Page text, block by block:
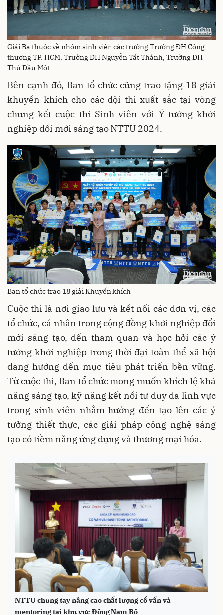
Giải Ba thuộc về nhóm sinh viên các trường Trường ĐH Công
thương TP. HCM, Trường ĐH Nguyễn Tất Thành, Trường ĐH
Thủ Dầu Một
Bên cạnh đó, Ban tổ chức cũng trao tặng 18 giải
khuyến khích cho các đội thi xuất sắc tại vòng
chung kết cuộc thi Sinh viên với Ý tưởng khởi
nghiệp đổi mới sáng tạo NTTU 2024.
Ban tổ chức trao 18 giải Khuyến khích
Cuộc thi là nơi giao lưu và kết nối các đơn vị, các
tổ chức, cá nhân trong cộng đồng khởi nghiệp đổi
mới sáng tạo, đến tham quan và học hỏi các ý
tưởng khởi nghiệp trong thời đại toàn thể xã hội
đang hướng đến mục tiêu phát triển bền vững.
Từ cuộc thi, Ban tổ chức mong muốn khích lệ khả
năng sáng tạo, kỹ năng kết nối tư duy đa lĩnh vực
trong sinh viên nhằm hướng đến tạo lên các ý
tưởng thiết thực, các giải pháp công nghệ sáng
tạo có tiềm năng ứng dụng và thương mại hóa.
NTTU chung tay nâng cao chất lượng cố vấn và
mentoring tại khu vực Đông Nam Bộ